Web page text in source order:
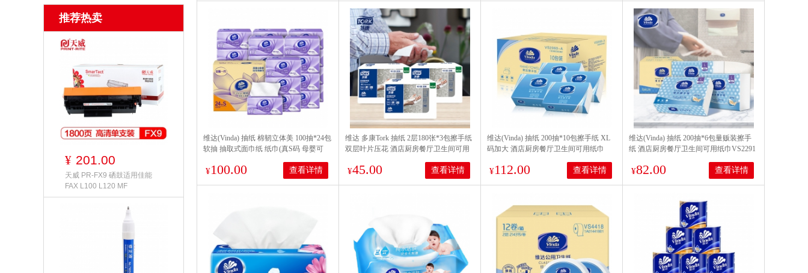
推荐热卖
¥ 201.00
天威 PR-FX9 硒鼓适用佳能
FAX L100 L120 MF
维达(Vinda) 抽纸 棉韧立体美 100抽*24包
软抽 抽取式面巾纸 纸巾(真S码 母婴可
¥100.00 查看详情
维达 多康Tork 抽纸 2层180张*3包擦手纸
双层叶片压花 酒店厨房餐厅卫生间可用
¥45.00 查看详情
维达(Vinda) 抽纸 200抽*10包擦手纸 XL
码加大 酒店厨房餐厅卫生间可用纸巾
¥112.00 查看详情
维达(Vinda) 抽纸 200抽*6包量贩装擦手
纸 酒店厨房餐厅卫生间可用纸巾VS2291
¥82.00 查看详情